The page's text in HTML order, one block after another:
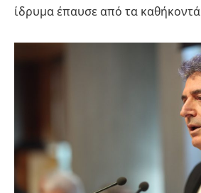
ίδρυμα έπαυσε από τα καθήκοντά